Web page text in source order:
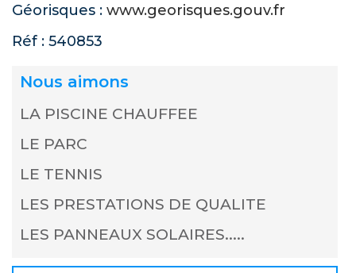
Géorisques : www.georisques.gouv.fr
Réf : 540853
Nous aimons
LA PISCINE CHAUFFEE
LE PARC
LE TENNIS
LES PRESTATIONS DE QUALITE
LES PANNEAUX SOLAIRES.....